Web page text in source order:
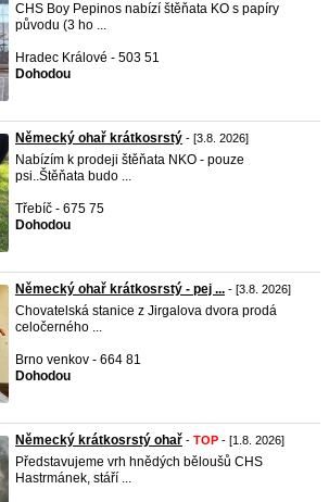
CHS Boy Pepinos nabízí štěňata KO s papíry
původu (3 ho ...
Hradec Králové - 503 51
Dohodou
Německý ohař krátkosrstý - [3.8. 2026]
Nabízím k prodeji štěňata NKO - pouze
psi..Štěňata budo ...
Třebíč - 675 75
Dohodou
Německý ohař krátkosrstý - pej ... - [3.8. 2026]
Chovatelská stanice z Jirgalova dvora prodá
celočerného ...
Brno venkov - 664 81
Dohodou
Německý krátkosrstý ohař - TOP - [1.8. 2026]
Představujeme vrh hnědých běloušů CHS
Hastrmánek, stáří ...